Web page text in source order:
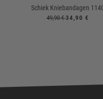
Schiek Kniebandagen
49,90 €34,90 €